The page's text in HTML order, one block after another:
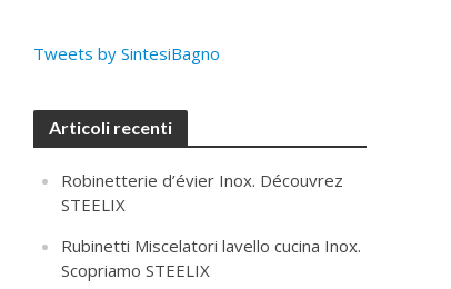
Tweets by SintesiBagno
Articoli recenti
Robinetterie d’évier Inox. Découvrez
STEELIX
Rubinetti Miscelatori lavello cucina Inox.
Scopriamo STEELIX